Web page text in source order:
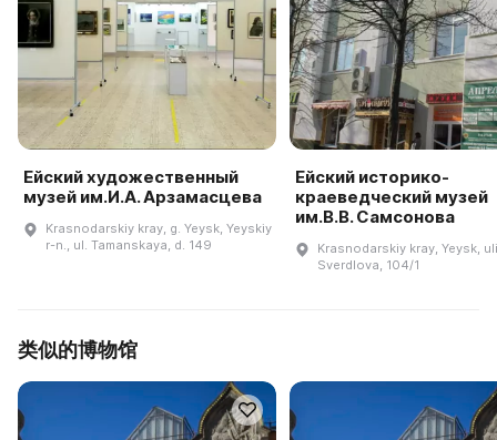
Ейский художественный
музей им.И.А. Арзамасцева
Krasnodarskiy kray, g. Yeysk, Yeyskiy
r-n., ul. Tamanskaya, d. 149
Ейский историко-
краеведческий музей
им.В.В. Самсонова
Krasnodarskiy kray, Yeysk,
Sverdlova, 104/1
类似的博物馆